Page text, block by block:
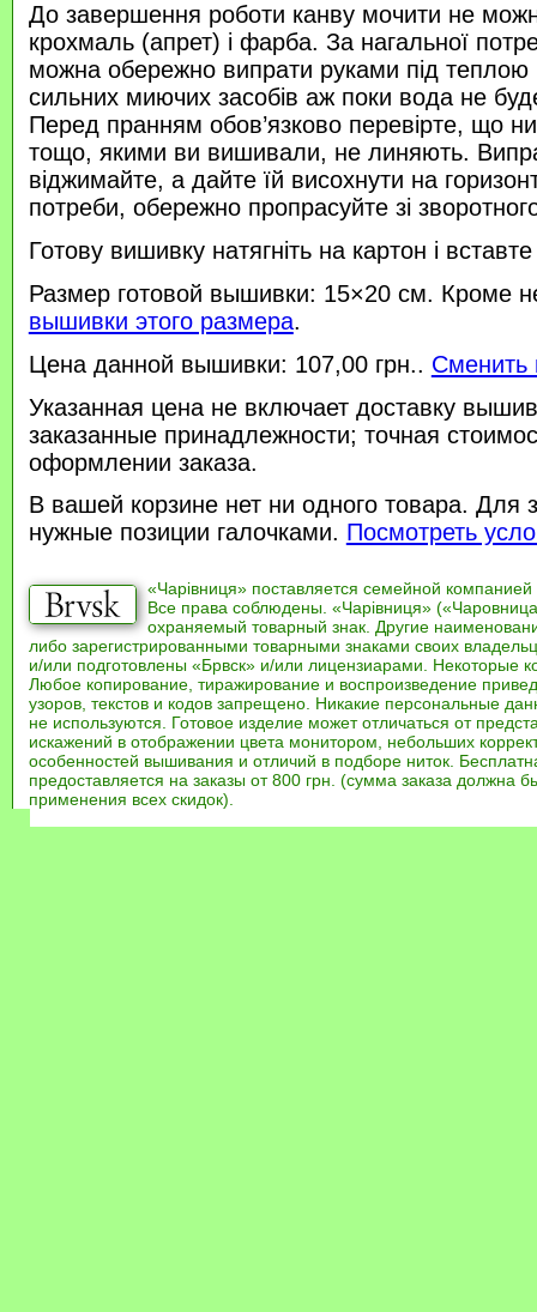
До завершення роботи канву мочити не
крохмаль (апрет) і фарба. За нагальної
можна обережно випрати руками під
сильних миючих засобів аж поки вода не
Перед пранням обов’язково перевірте, що
тощо, якими ви вишивали, не линяють.
віджимайте, а дайте їй висохнути на
потреби, обережно пропрасуйте зі
Готову вишивку натягніть на картон і
Размер готовой вышивки: 15×20 см. Кроме
вышивки этого размера.
Цена данной вышивки: 107,00 грн.. Сменить
Указанная цена не включает доставку
заказанные принадлежности; точная
оформлении заказа.
В вашей корзине нет ни одного товара. Для
нужные позиции галочками. Посмотреть
«Чарівниця» поставляется семейной компанией
Все права соблюдены. «Чарівниця»
охраняемый товарный знак. Другие
либо зарегистрированными товарными знаками своих
и/или подготовлены «Брвск» и/или лицензиарами. Некоторые
Любое копирование, тиражирование и воспроизведение
узоров, текстов и кодов запрещено. Никакие персональные
не используются. Готовое изделие может отличаться от
искажений в отображении цвета монитором, небольших
особенностей вышивания и отличий в подборе ниток.
предоставляется на заказы от 800 грн. (сумма заказа должна
применения всех скидок).